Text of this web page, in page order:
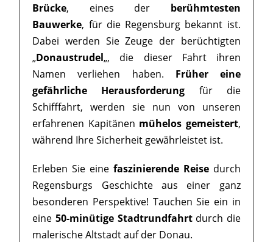
Brücke, eines der berühmtesten
Bauwerke, für die Regensburg bekannt ist.
Dabei werden Sie Zeuge der berüchtigten
„Donaustrudel„, die dieser Fahrt ihren
Namen verliehen haben. Früher eine
gefährliche Herausforderung für die
Schifffahrt, werden sie nun von unseren
erfahrenen Kapitänen mühelos gemeistert,
während Ihre Sicherheit gewährleistet ist.
Erleben Sie eine faszinierende Reisedurch
Regensburgs Geschichte aus einer ganz
besonderen Perspektive! Tauchen Sie ein in
eine 50-minütige Stadtrundfahrtdurch die
malerische Altstadt auf der Donau.